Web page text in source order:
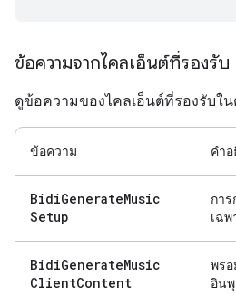
ข้อความจากไคลเอ็นต์ที่รองรับ
ดูข้อความของไคลเอ็นต์ที่รองรับใ
ข้อความ คำ
BidiGenerateMusic
Setup
กา
เฉ
BidiGenerateMusic
ClientContent
พร
อินพุ